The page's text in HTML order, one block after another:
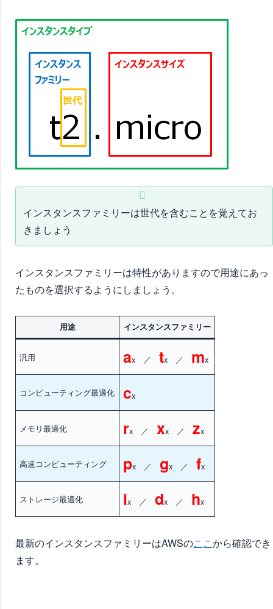
インスタンスファミリーは世代を含むことを覚えてお
きましょう
インスタンスファミリーは特性がありますので用途にあっ
たものを選択するようにしましょう。
用途 インスタンスファミリー
汎用 ax ／tx ／ mx
コンピューティング最適化 cx
メモリ最適化 rx ／xx ／zx
高速コンピューティング px ／gx ／fx
ストレージ最適化 ix ／dx ／ hx
最新のインスタンスファミリーはAWSのここから確認でき
ます。